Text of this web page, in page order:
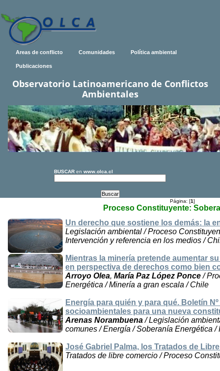
Areas de conflicto Comunidades Política ambiental
Publicaciones
Observatorio Latinoamericano de Conflictos
Ambientales
BUSCAR en www.olca.cl
Página: [1]
Proceso Constituyente:
Un derecho que sostiene los demás: la
Legislación ambiental / Proceso
Intervención y referencia en los medios /
Mientras la minería pretende aumentar
en perspectiva de derechos como bien
Arroyo Olea, María Paz López Ponce/
Energética / Minería a gran escala / Chile
Energía para quién y para qué. Boletín
socioambientales para una nueva
Arenas Norambuena/ Legislación
comunes / Energía / Soberanía Energética
José Gabriel Palma, los Tratados de
Tratados de libre comercio / Proceso